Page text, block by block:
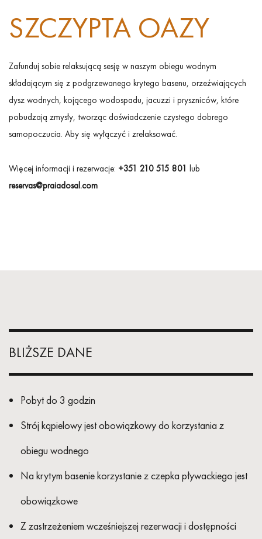
SZCZYPTA OAZY
Zafunduj sobie relaksującą sesję w naszym obiegu wodnym
składającym się z podgrzewanego krytego basenu, orzeźwiających
dysz wodnych, kojącego wodospadu, jacuzzi i pryszniców, które
pobudzają zmysły, tworząc doświadczenie czystego dobrego
samopoczucia. Aby się wyłączyć i zrelaksować.
Więcej informacji i rezerwacje: +351 210 515 801 lub
reservas@praiadosal.com
BLIŻSZE DANE
Pobyt do 3 godzin
Strój kąpielowy jest obowiązkowy do korzystania z
obiegu wodnego
Na krytym basenie korzystanie z czepka pływackiego jest
obowiązkowe
Z zastrzeżeniem wcześniejszej rezerwacji i dostępności